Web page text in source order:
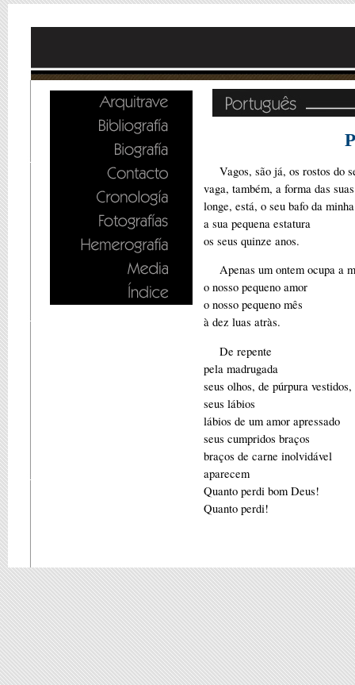
P
Vagos, são já, os rostos do
vaga, também, a forma das
longe, está, o seu bafo da
a sua pequena estatura
os seus quinze anos.
Apenas um ontem ocupa a
o nosso pequeno amor
o nosso pequeno mês
à dez luas atràs.
De repente
pela madrugada
seus olhos, de púrpura vestidos,
seus lábios
lábios de um amor apressado
seus cumpridos braços
braços de carne inolvidável
aparecem
Quanto perdi bom Deus!
Quanto perdi!